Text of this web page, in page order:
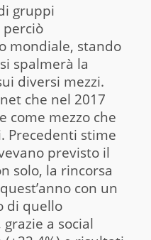
gruppi
mondiale, stando
spalmerà la
diversi mezzi.
che nel 2017
come mezzo che
Precedenti stime
previsto il
solo, la rincorsa
con un
di quello
grazie a social